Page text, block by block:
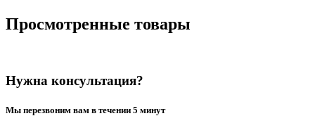
Просмотренные товары
Нужна консультация?
Мы перезвоним вам в течении 5 минут